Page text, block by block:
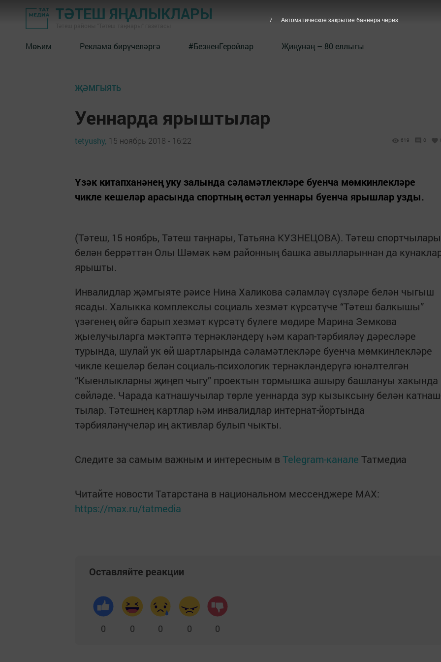
ТӘТЕШ ЯҢАЛЫКЛАРЫ
Мөһим Реклама бирүчеләргә #БезненГеройлар Җиңүнәң – 80 еллыгы
ҖӘМГЫЯТЬ
Уеннарда ярыштылар
tetyushy, 15 ноябрь 2018 - 16:22 619 0
Үзәк китапханәнең уку залында сәламәтлекләре буенча мөмкинлекләре
чикле кешеләр арасында спортның өстәл уеннары буенча ярышлар узды.
(Тәтеш, 15 ноябрь, Тәтеш таңнары, Татьяна КУЗНЕЦОВА). Тәтеш спортчылары
белән беррәттән Олы Шәмәк һәм районның башка авылларыннан да
ярышты.
Инвалидлар җәмгыяте рәисе Нина Халикова сәламләү сүзләре белән чыгыш
ясады. Халык­ка комплекслы социаль хезмәт күрсәтүче “Тәтеш балкышы”
үзәгенең өйгә барып хезмәт күрсәтү бүлеге мөдире Марина Земкова
җыелучыларга мәктәптә тернәкләндерү һәм карап-тәрбия­ләү дәресләре
турында, шулай ук өй шартларында сәламәтлекләре буенча мөмкинлекләре
чикле кешеләр белән социаль-психологик тернәкләндерүгә юнәлтелгән
“Кыенлык­ларны җиңеп чыгу” проектын тормышка ашыру башлануы хакында
сөйләде. Чарада катнашучылар төрле уеннарда зур кызыксыну белән
тылар. Тәтешнең картлар һәм инвалидлар интернат-йортында
тәрбияләнүчеләр иң активлар булып чыкты.
Следите за самым важным и интересным в Telegram-канале Татмедиа
Читайте новости Татарстана в национальном мессенджере MАХ:
https://max.ru/tatmedia
Оставляйте реакции
0 0 0 0 0
6 Автоматическое закрытие баннера через